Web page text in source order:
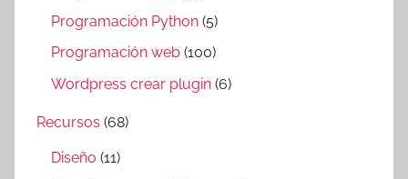
Programación Python (5)
Programación web (100)
Wordpress crear plugin (6)
Recursos (68)
Diseño (11)